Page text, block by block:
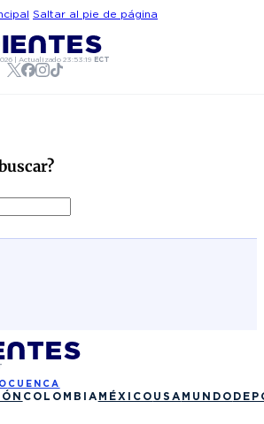
Saltar al pie de página
| Actualizado 23:53:19 ECT
CUENCA
COLOMBIA MÉXICO USA MUNDO